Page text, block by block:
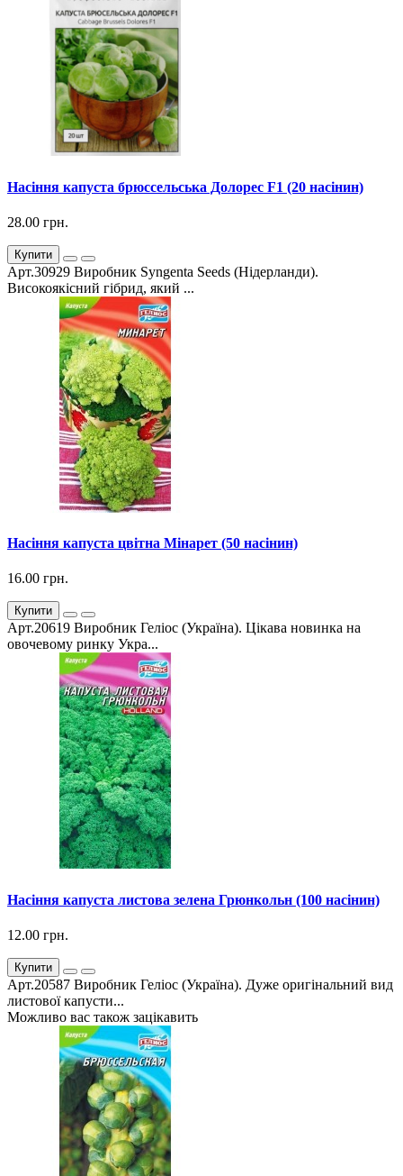
Насіння капуста брюссельська Долорес F1 (20 насінин)
28.00 грн.
Купити
Арт.30929 Виробник Syngenta Seeds (Нідерланди).
Високоякісний гібрид, який ...
Насіння капуста цвітна Мінарет (50 насінин)
16.00 грн.
Купити
Арт.20619 Виробник Геліос (Україна). Цікава новинка на
овочевому ринку Укра...
Насіння капуста листова зелена Грюнкольн (100 насінин)
12.00 грн.
Купити
Арт.20587 Виробник Геліос (Україна). Дуже оригінальний вид
листової капусти...
Можливо вас також зацікавить